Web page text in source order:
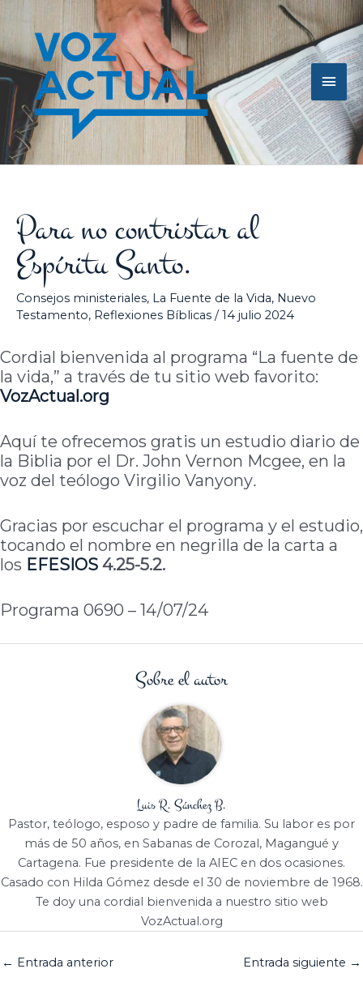
contenido
Para no contristar al
Espíritu Santo.
Consejos ministeriales, La Fuente de la Vida, Nuevo
Testamento, Reflexiones Bíblicas /14 julio 2024
Cordial bienvenida al programa “La fuente de
la vida,” a través de tu sitio web favorito:
VozActual.org
Aquí te ofrecemos gratis un estudio diario de
la Biblia por el Dr. John Vernon Mcgee, en la
voz del teólogo Virgilio Vanyony.
Gracias por escuchar el programa y el estudio,
tocando el nombre en negrilla de la carta a
los EFESIOS 4.25-5.2.
Programa 0690 – 14/07/24
Sobre el autor
Luis R. Sánchez B.
Pastor, teólogo, esposo y padre de familia. Su labor es por
más de 50 años, en Sabanas de Corozal, Magangué y
Cartagena. Fue presidente de la AIEC en dos ocasiones.
Casado con Hilda Gómez desde el 30 de noviembre de 1968.
Te doy una cordial bienvenida a nuestro sitio web
VozActual.org
← Entrada anterior Entrada siguiente →